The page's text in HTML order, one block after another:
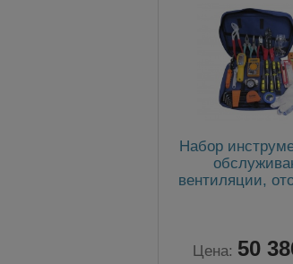
Набор
вентиляции,
Цена: 50